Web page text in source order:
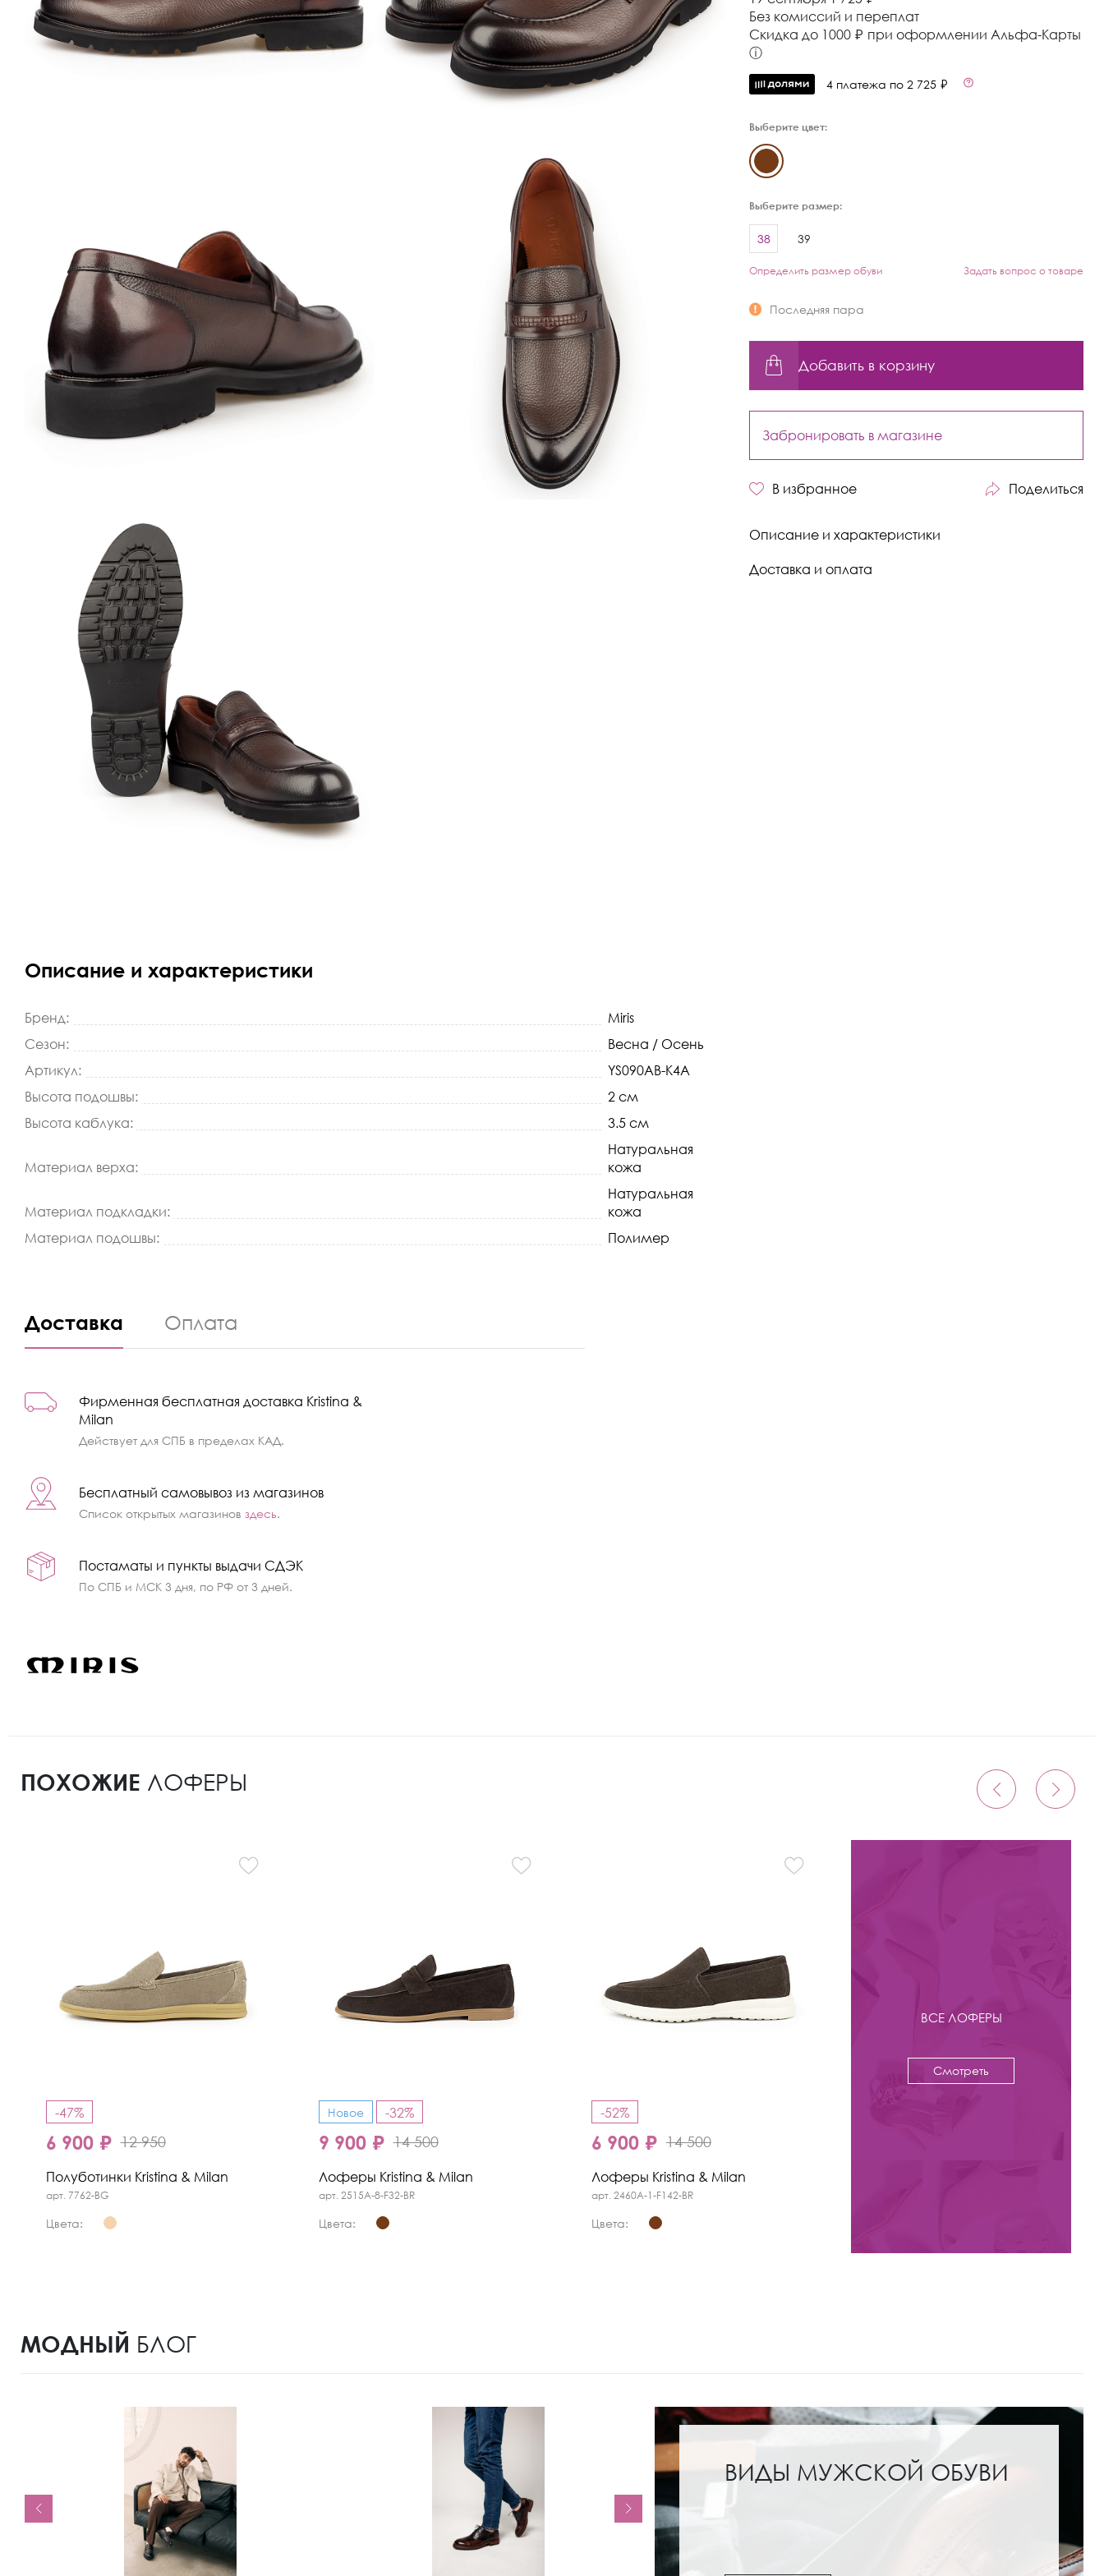
Кроссовки
Мюли
Полусапоги
Без комиссий и переплат
Cкидка до 1000 ₽ при оформлении Альфа-Карты
ⓘ
4 платежа по 2 725 ₽
Выберите цвет:
Выберите размер:
38 39
Определить размер обуви Задать вопрос о товаре
Последняя пара
Добавить в корзину
Забронировать в магазине
В избранное Поделиться
Описание и характеристики
Доставка и оплата
Описание и характеристики
Бренд:
Miris
Сезон:
Весна / Осень
Артикул:
YS090AB-K4A
Высота подошвы:
2 см
Высота каблука:
3.5 см
Материал верха:
Натуральная
кожа
Материал подкладки:
Натуральная
кожа
Материал подошвы:
Полимер
Доставка Оплата
Фирменная бесплатная доставка Kristina &
Milan
Действует для СПБ в пределах КАД.
Бесплатный самовывоз из магазинов
Список открытых магазиновздесь.
Постаматы и пункты выдачи СДЭК
По СПБ и МСК 3 дня, по РФ от 3 дней.
ПОХОЖИЕ ЛОФЕРЫ
-47%
6 900 ₽ 12 950
Полуботинки Kristina & Milan
арт. 7762-BG
Цвета:
Новое -32%
9 900 ₽ 14 500
Лоферы Kristina & Milan
арт. 2515A-8-F32-BR
Цвета:
-52%
6 900 ₽ 14 500
Лоферы Kristina & Milan
арт. 2460A-1-F142-BR
Цвета:
ВСЕ ЛОФЕРЫ
Смотреть
МОДНЫЙ БЛОГ
ВИДЫ МУЖСКОЙ ОБУВИ